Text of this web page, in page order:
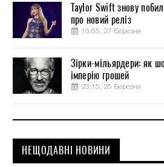
Taylor Swift знову
про новий реліз
16:55, 27 Березня
Зірки-мільярдери: як
імперію грошей
23:15, 25 Березня
НЕЩОДАВНІ НОВИНИ